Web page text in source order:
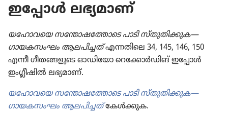
ഇപ്പോൾ ലഭ്യമാണ്‌
യഹോവയെ സന്തോഷത്തോടെ പാടി സ്‌തുതിക്കുക—
ഗായകസംഘം ആലപിച്ചത്‌എന്നതിലെ 34, 145, 146, 150
എന്നീ ഗീതങ്ങളുടെ ഓഡിയോ റെക്കോർഡിങ്‌ ഇപ്പോൾ
ഇംഗ്ലീഷിൽ ലഭ്യമാണ്‌.
യഹോവയെ സന്തോഷത്തോടെ പാടി സ്‌തുതിക്കുക—
ഗായകസംഘം ആലപിച്ചത്‌കേൾക്കുക.